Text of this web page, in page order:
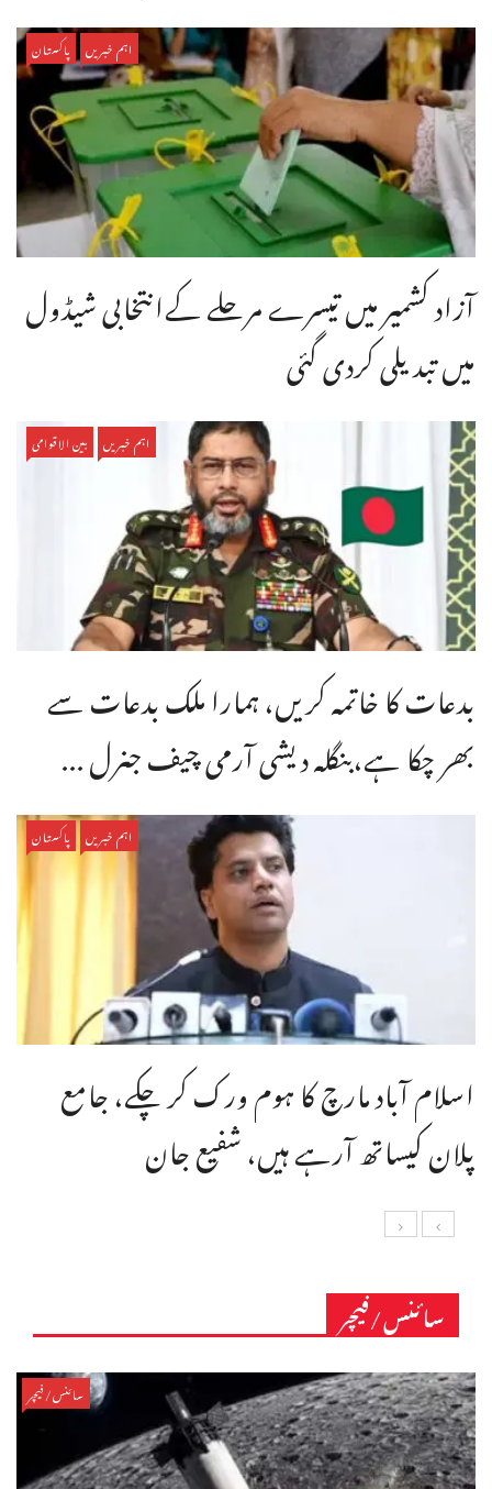
اہم خبریں پاکستان
آزاد کشمیر میں تیسرے مرحلے کےانتخابی شیڈول
میں تبدیلی کردی گئی
اہم خبریں بین الاقوامی
بدعات کا خاتمہ کریں، ہمارا ملک بدعات سے
بھر چکا ہے،بنگله دیشی آرمی چیف جنرل ...
اہم خبریں پاکستان
اسلام آباد مارچ کا ہوم ورک کر چکے، جامع
پلان کیساتھ آرہے ہیں، شفیع جان
سائنس/فیچر
سائنس/فیچر